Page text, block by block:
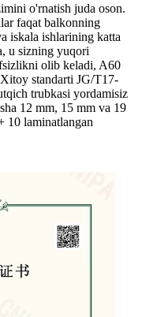
o'rnatish juda oson.
faqat balkonning
iskala ishlarining katta
u sizning yuqori
olib keladi, A60
standarti JG/T17-
trubkasi yordamisiz
12 mm, 15 mm va 19
10 laminatlangan